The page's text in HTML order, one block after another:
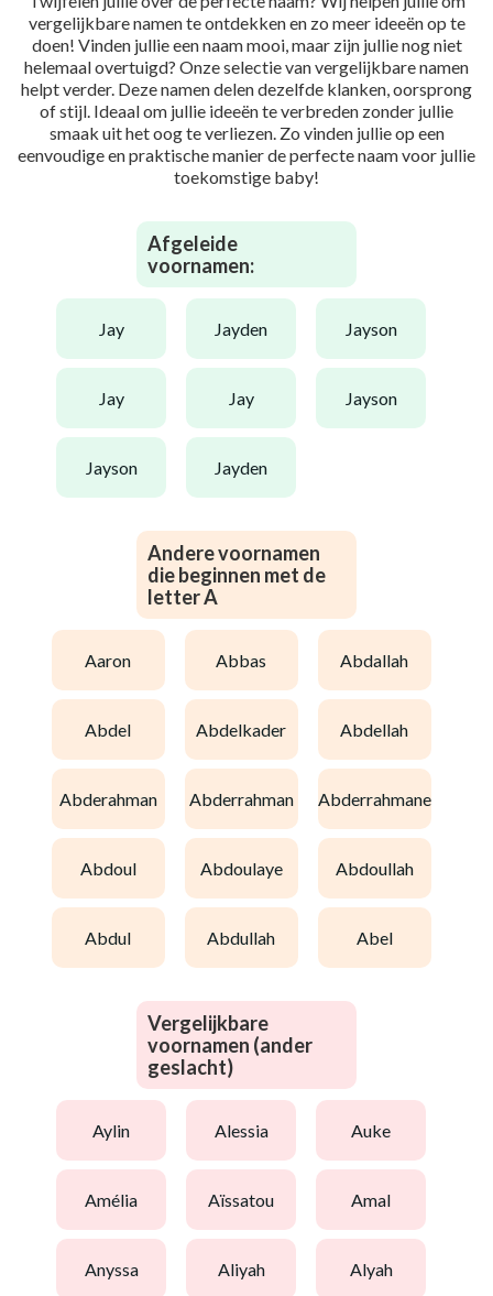
vergelijkbare namen te ontdekken en zo meer ideeën op te
doen! Vinden jullie een naam mooi, maar zijn jullie nog niet
helemaal overtuigd? Onze selectie van vergelijkbare namen
helpt verder. Deze namen delen dezelfde klanken, oorsprong
of stijl. Ideaal om jullie ideeën te verbreden zonder jullie
smaak uit het oog te verliezen. Zo vinden jullie op een
eenvoudige en praktische manier de perfecte naam voor jullie
toekomstige baby!
Afgeleide
voornamen:
jay jayden jayson
jay jay jayson
jayson jayden
Andere voornamen
die beginnen met de
letter A
aaron abbas abdallah
abdel abdelkader abdellah
abderahman abderrahman abderrahmane
abdoul abdoulaye abdoullah
abdul abdullah abel
Vergelijkbare
voornamen (ander
geslacht)
aylin alessia auke
amélia aïssatou amal
anyssa aliyah alyah